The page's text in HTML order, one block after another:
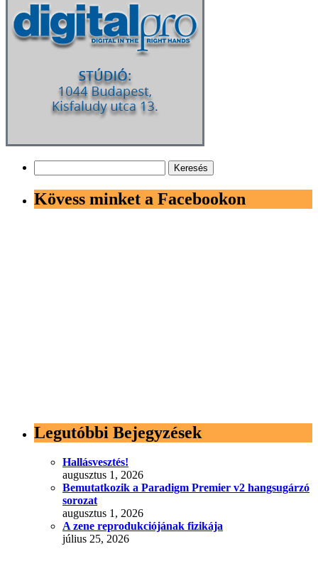
Kövess minket a Facebookon
Legutóbbi Bejegyzések
Hallásvesztés!
augusztus 1, 2026
Bemutatkozik a Paradigm Premier v2 hangsugárzó
sorozat
augusztus 1, 2026
A zene reprodukciójának fizikája
július 25, 2026